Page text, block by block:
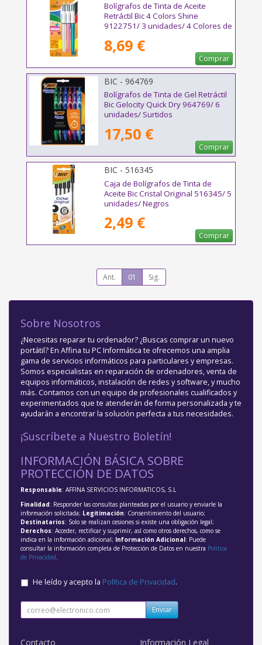
Bolígrafos de Tinta de Aceite
Retráctil Bic 4 Colors Shine
9122751/ 3 unidades/ 4 Colores de
8,69 €
Comprar
BIC - 964769
Bolígrafos de Tinta de Gel Retráctil
Bic Gelocity Quick Dry 964769/ 6
unidades/ Surtidos
17,50 €
Comprar
BIC - 516345
Caja de Bolígrafos de Tinta de
Aceite Bic Cristal Original 516345/ 5
unidades/ Negros
2,49 €
Comprar
Ant. 01 Sig.
Sobre Nosotros
¿Necesitas reparar tu ordenador? ¿Buscas comprar un nuevo
portátil? En Affina tu PC Informática te ofrecemos una amplia
gama de servicios informáticos para particulares y empresas.
Somos especialistas en reparación de ordenadores, venta de
equipos informáticos, instalación de redes y software, y mucho
más. Contamos con un equipo de profesionales cualificados y
experimentados que te atenderán de forma personalizada y te
ayudarán a encontrar la solución perfecta a tus necesidades.
¡Suscríbete a Nuestro Boletín!
INFORMACIÓN BÁSICA SOBRE
PROTECCIÓN DE DATOS
Responsable: AFFINA SERVICIOS INFORMATICOS, S.L
Finalidad: Responder las consultas planteadas por el usuario y enviarle la
información solicitada; Legitimación: Consentimiento del usuario;
Destinatarios: Solo se realizan cesiones si existe una obligación legal;
Derechos: Acceder, rectificar y suprimir, así como otros derechos, como se
indica en la información adicional; Información Adicional: Puede
consultar la información completa de Protección de Datos en nuestra Política
de Privacidad.
He leído y acepto la Política de Privacidad.
Enviar
Contacto Información Legal